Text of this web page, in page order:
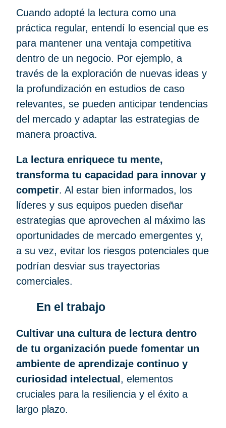
Cuando adopté la lectura como una
práctica regular, entendí lo esencial que es
para mantener una ventaja competitiva
dentro de un negocio. Por ejemplo, a
través de la exploración de nuevas ideas y
la profundización en estudios de caso
relevantes, se pueden anticipar tendencias
del mercado y adaptar las estrategias de
manera proactiva.
La lectura enriquece tu mente,
transforma tu capacidad para innovar y
competir. Al estar bien informados, los
líderes y sus equipos pueden diseñar
estrategias que aprovechen al máximo las
oportunidades de mercado emergentes y,
a su vez, evitar los riesgos potenciales que
podrían desviar sus trayectorias
comerciales.
En el trabajo
Cultivar una cultura de lectura dentro
de tu organización puede fomentar un
ambiente de aprendizaje continuo y
curiosidad intelectual , elementos
cruciales para la resiliencia y el éxito a
largo plazo.